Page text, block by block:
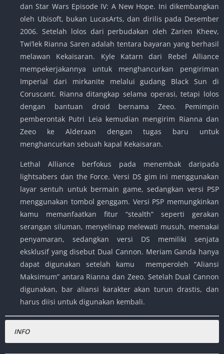
dan Star Wars Episode IV: A New Hope. Ini dikembangkan
oleh Ubisoft, bukan LucasArts, dan dirilis pada Desember
2006. Setelah lolos dari perbudakan oleh Zarien Kheev,
Twi’lek Rianna Saren adalah tentara bayaran yang berhasil
melawan Kekaisaran. Kyle Katarn dari Rebel Alliance
mempekerjakannya untuk menghancurkan pengiriman
Imperial dari mirkanite melalui gudang Black Sun di
Coruscant. Rianna ditangkap selama operasi, tetapi lolos
dengan bantuan droid bernama Zeeo. Pemimpin
pemberontak Putri Leia kemudian mengirim Rianna dan
Zeeo ke Alderaan dengan tugas baru untuk
menghancurkan sebuah kapal Kekaisaran.
Lethal Alliance berfokus pada menembak daripada
lightsabers dan the Force. Versi DS gim ini menggunakan
layar sentuh untuk bermain game, sedangkan versi PSP
menggunakan tombol genggam. Versi PSP memungkinkan
kamu memanfaatkan fitur “stealth” seperti gerakan
serangan siluman, menyelinap melewati musuh, memakai
penyamaran, sedangkan versi DS memiliki senjata
eksklusif yang disebut Dual Cannon. Meriam Ganda hanya
dapat digunakan setelah kamu memperoleh “Aliansi
Maksimum” antara Rianna dan Zeeo. Setelah Dual Cannon
digunakan, bar aliansi karakter akan turun drastis, dan
harus diisi untuk digunakan kembali.
INFO